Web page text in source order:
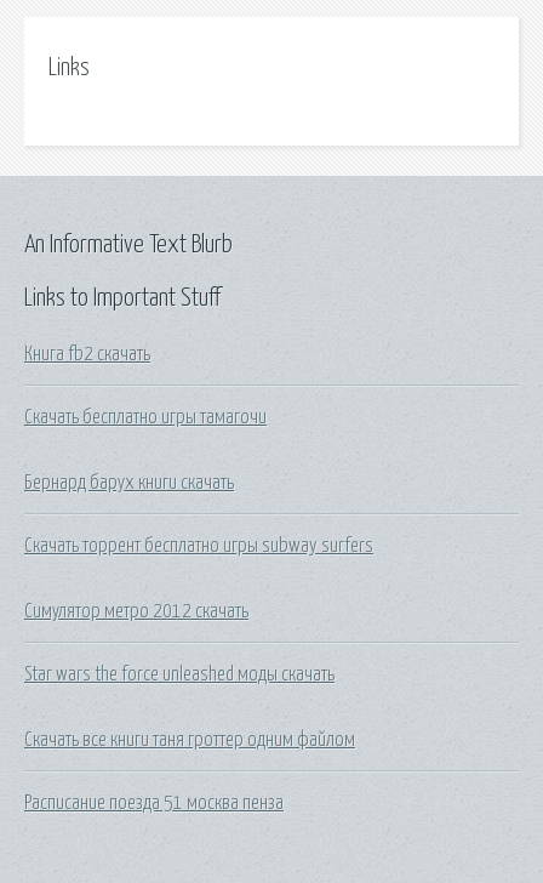
Links
Links to Important Stuff
Книга fb2 скачать
Скачать бесплатно игры тамагочи
Бернард барух книги скачать
Скачать торрент бесплатно игры subway surfers
Симулятор метро 2012 скачать
Star wars the force unleashed моды скачать
Скачать все книги таня гроттер одним файлом
Расписание поезда 51 москва пенза
An Informative Text Blurb